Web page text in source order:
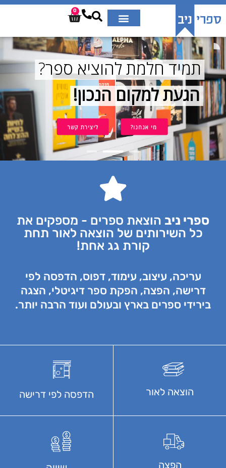
0
ליצירת קשר מי אנחנו?
הגעתלמקום הנכון!
תמידחלמת להוציאספר?
ספרי ניב הוצאת ספרים - מספקים את
כל השירותים של הוצאה לאור תחת
קורת גג אחת!
עריכה, עיצוב, עימוד, דפוס, הדפסה לפי
דרישה, הפצה, הפקת ספר דיגיטלי, הצגה
בירידי ספרים בארץ ובעולם ועוד הרבה יותר.
הוצאה לאור הדפסה לפי דרישה
הפצה